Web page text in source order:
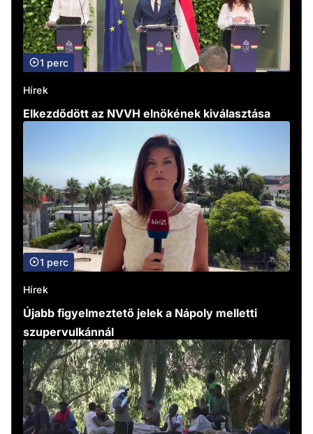
1 perc
Hírek
Elkezdődött az NVVH elnökének kiválasztása
1 perc
Hírek
Újabb figyelmeztető jelek a Nápoly melletti
szupervulkánnál